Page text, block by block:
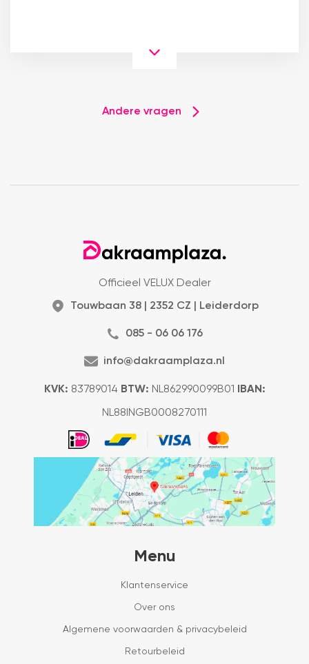
Andere vragen
Officieel VELUX Dealer
Touwbaan 38 | 2352 CZ | Leiderdorp
085 - 06 06 176
info@dakraamplaza.nl
KVK: 83789014 BTW: NL862990099B01 IBAN:
NL88INGB0008270111
Menu
Klantenservice
Over ons
Algemene voorwaarden & privacybeleid
Retourbeleid